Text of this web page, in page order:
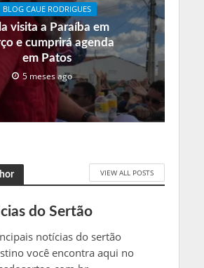
BLOG CAUE RODRIGUES
visita a Paraíba em
e cumprirá agenda
em Patos
5 meses ago
VIEW ALL POSTS
do Sertão
notícias do sertão
você encontra aqui no